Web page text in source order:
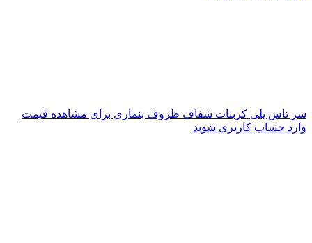
سر تاس پلی کربنات شفاف ظروف بنماری برای مشاهده قیمت
وارد حساب کاربری شوید